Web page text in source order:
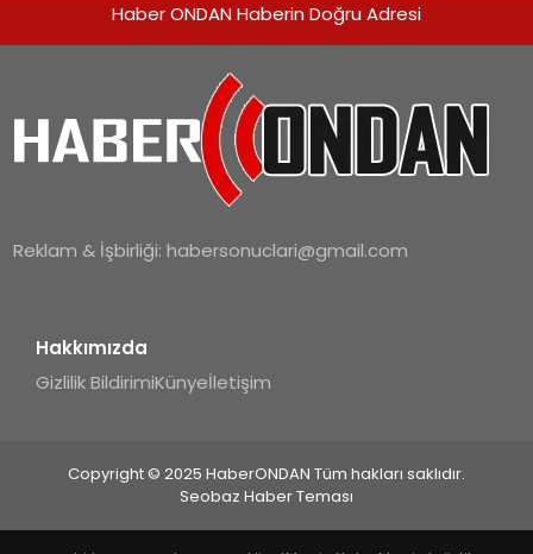
SPOR
Haber ONDAN Haberin Doğru Adresi
Reklam & İşbirliği:habersonuclari@gmail.com
Hakkımızda
Gizlilik BildirimiKünyeİletişim
Copyright © 2025 HaberONDAN Tüm hakları saklıdır.
Seobaz Haber Teması